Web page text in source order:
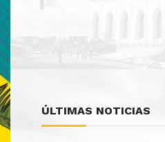
ÚLTIMAS NOTICIAS